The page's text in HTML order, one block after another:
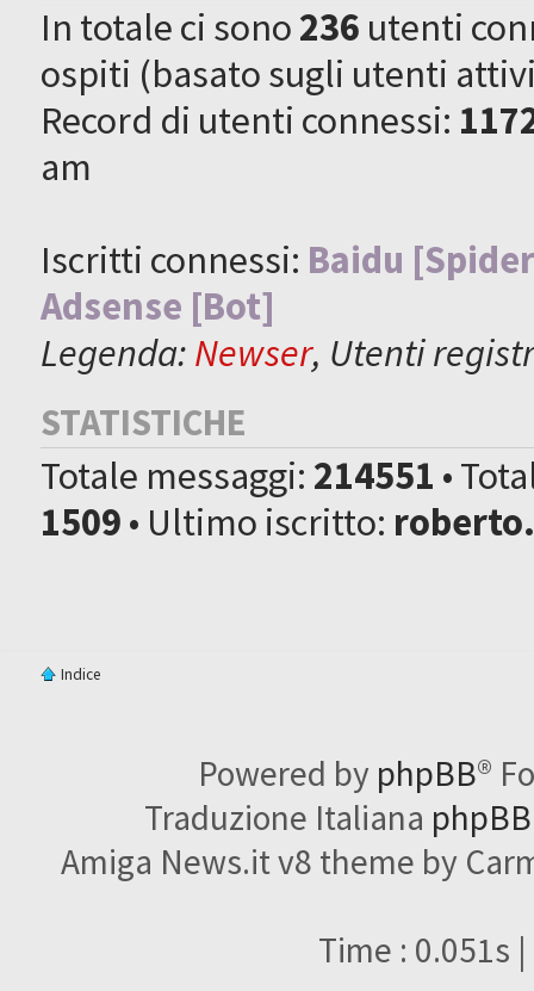
In totale ci sono236 utenti
ospiti (basato sugli utenti
Record di utenti connessi:
am
Iscritti connessi: Baidu
Adsense [Bot]
Legenda:Newser, Utenti
STATISTICHE
Totale messaggi: 214551 •
1509• Ultimo iscritto:
Indice
Powered by phpBB®
Traduzione Italiana
Amiga News.it v8 theme by
Time : 0.051s